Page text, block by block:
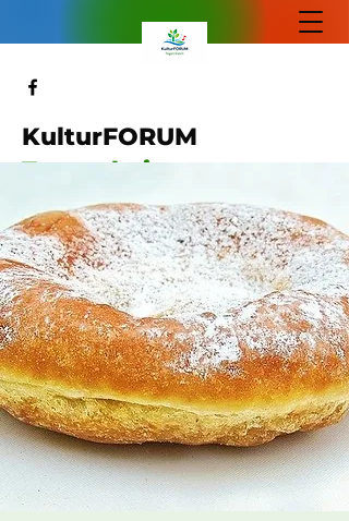
KulturFORUM
Tegernheim